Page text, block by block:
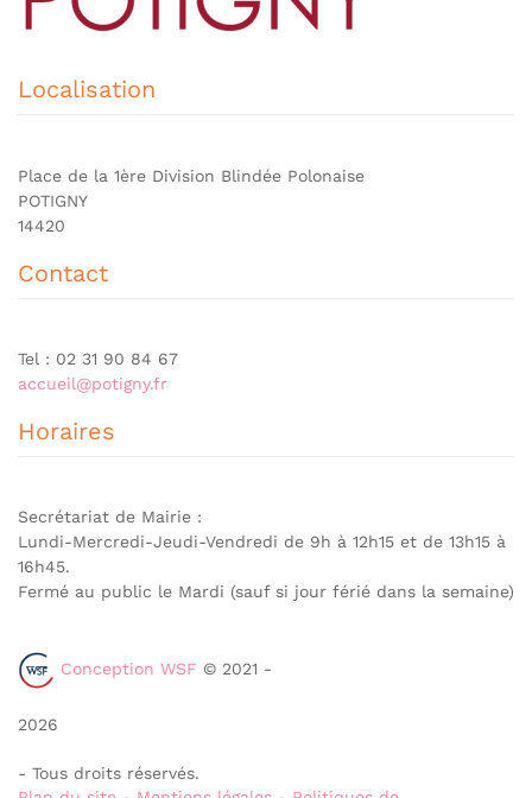
Localisation
Place de la 1ère Division Blindée Polonaise
POTIGNY
14420
Contact
Tel : 02 31 90 84 67
accueil@potigny.fr
Horaires
Secrétariat de Mairie :
Lundi-Mercredi-Jeudi-Vendredi de 9h à 12h15 et de 13h15 à
16h45.
Fermé au public le Mardi (sauf si jour férié dans la semaine)
Conception WSF © 2021 -
2026
- Tous droits réservés.